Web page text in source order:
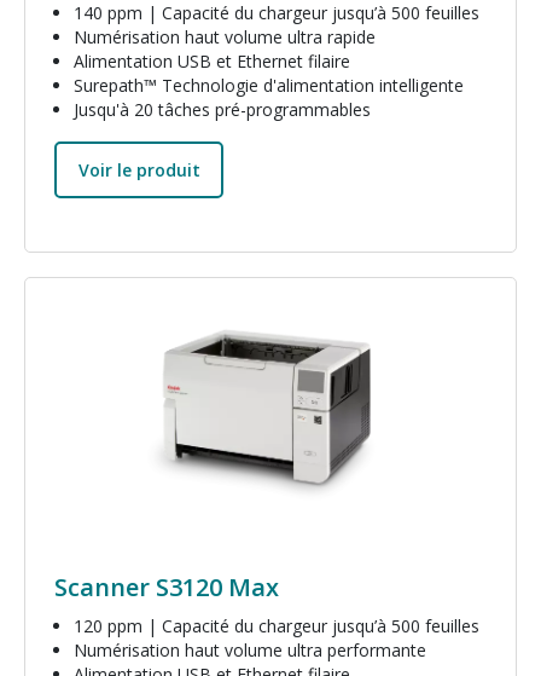
140 ppm | Capacité du chargeur jusqu’à 500 feuilles
Numérisation haut volume ultra rapide
Alimentation USB et Ethernet filaire
Surepath™ Technologie d'alimentation intelligente
Jusqu'à 20 tâches pré-programmables
Voir le produit
Scanner S3120 Max
120 ppm | Capacité du chargeur jusqu’à 500 feuilles
Numérisation haut volume ultra performante